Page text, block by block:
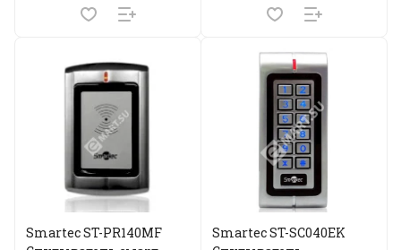
Smartec ST-PR140MF
Smartec ST-SC040EK